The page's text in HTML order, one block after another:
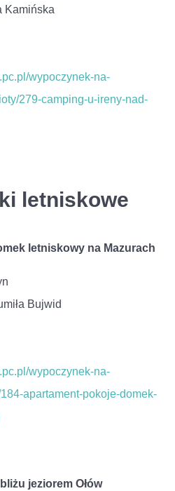
Kamińska
wypoczynek-na-
279-camping-u-ireny-nad-
letniskowe
letniskowy na Mazurach
Bujwid
wypoczynek-na-
apartament-pokoje-domek-
jeziorem Ołów